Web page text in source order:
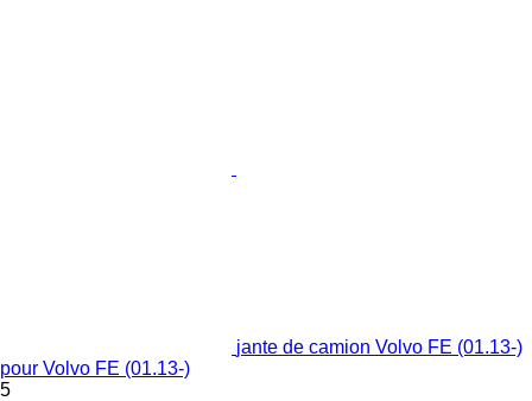
jante de camion Volvo FE (01.13-)
pour Volvo FE (01.13-)
5